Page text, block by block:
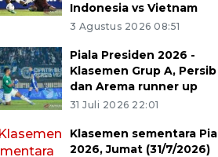
Indonesia vs Vietnam
3 Agustus 2026 08:51
Piala Presiden 2026 -
Klasemen Grup A,
dan Arema runner up
31 Juli 2026 22:01
Klasemen sementara
2026, Jumat (31/7/2026)